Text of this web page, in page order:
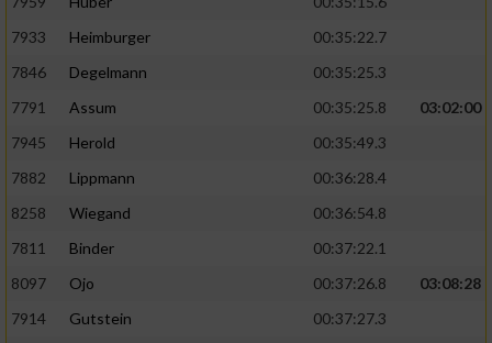
7933
Heimburger
00:35:22.7
7846
Degelmann
00:35:25.3
7791
Assum 00:35:25.8
03:02:00
7945
Herold
00:35:49.3
7882
Lippmann
00:36:28.4
8258
Wiegand
00:36:54.8
7811
Binder
00:37:22.1
8097
Ojo 00:37:26.8
03:08:28
7914
Gutstein
00:37:27.3